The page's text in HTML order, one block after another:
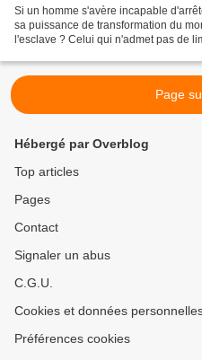
Si un homme s'avère incapable
sa puissance de transformation du
l'esclave ? Celui qui n'admet pas de
Page
Hébergé par Overblog
Top articles
Pages
Contact
Signaler un abus
C.G.U.
Cookies et données
Préférences cookies